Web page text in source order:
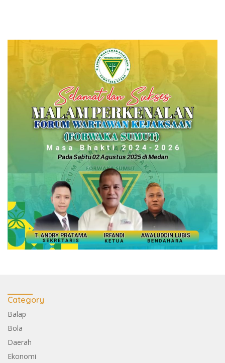
Category
Balap
Bola
Daerah
Ekonomi